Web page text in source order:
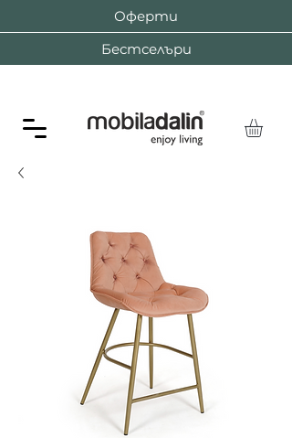
Оферти
Бестселъри